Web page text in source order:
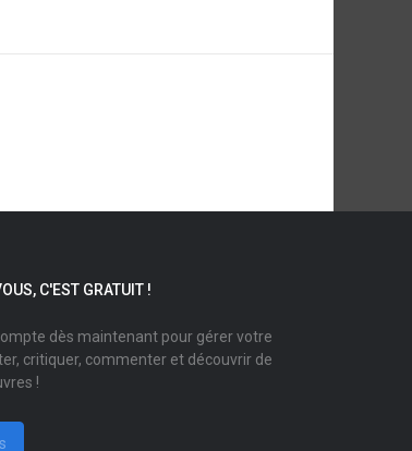
C'EST GRATUIT !
dès maintenant pour gérer votre
critiquer, commenter et découvrir de
!